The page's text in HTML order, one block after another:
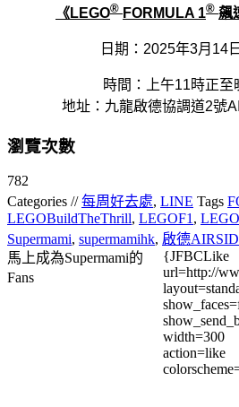
《LEGO® FORMULA 1® 飆
日期： 2025年3月 14
時間：上午11時正至
地址：九龍啟德協調道2號
瀏覽次數
782
Categories //每周好去處, LINE Tags
LEGOBuildTheThrill, LEGOF1 ,
Supermami, supermamihk, 啟德
馬上成為Supermami的
Fans
{JFBCLike
url=http://
width=300
action=like